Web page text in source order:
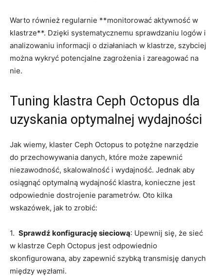
Warto również regularnie ⁣**monitorować aktywność w
klastrze**. Dzięki systematycznemu ​sprawdzaniu logów i
analizowaniu informacji o działaniach w klastrze, szybciej
można‌ wykryć potencjalne⁣ zagrożenia i zareagować na ​
nie.
Tuning ‍klastra Ceph Octopus⁢ dla
uzyskania optymalnej wydajności
Jak wiemy, klaster⁣ Ceph Octopus to potężne ‍narzędzie
do przechowywania danych, które może zapewnić
⁣niezawodność, skalowalność i​ wydajność. Jednak aby
osiągnąć optymalną wydajność klastra, konieczne jest
odpowiednie dostrojenie parametrów. Oto kilka
wskazówek, jak to zrobić:
1. ‍ Sprawdź konfigurację sieciową: Upewnij ⁤się, że sieć
w klastrze ⁤Ceph Octopus jest odpowiednio
skonfigurowana, aby zapewnić​ szybką transmisję danych
między ⁣węzłami.